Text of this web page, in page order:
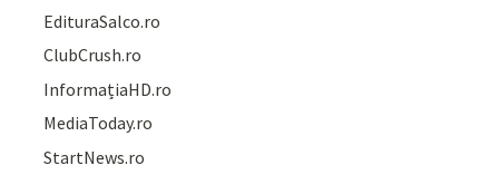
EdituraSalco.ro
ClubCrush.ro
InformațiaHD.ro
MediaToday.ro
StartNews.ro